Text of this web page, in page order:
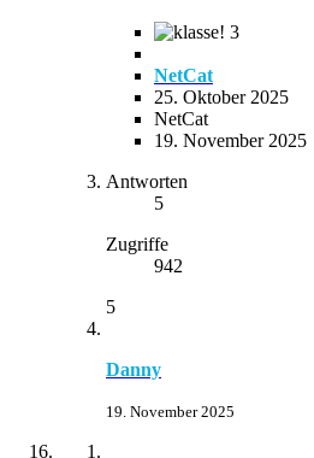
3
NetCat
25. Oktober 2025
NetCat
19. November 2025
Antworten
5
Zugriffe
942
5
Danny
19. November 2025